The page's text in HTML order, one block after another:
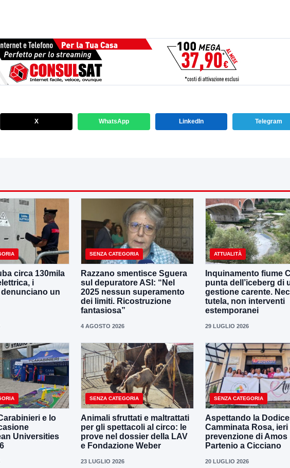
X WhatsApp LinkedIn Telegram
circa 130mila
i
un
SENZA CATEGORIA
Razzano smentisce Sguera
sul depuratore ASI: “Nel
2025 nessun superamento
dei limiti. Ricostruzione
fantasiosa”
4 AGOSTO 2026
ATTUALITÀ
Inquinamento fiume
punta dell’iceberg di
gestione carente.
tutela, non interventi
estemporanei
29 LUGLIO 2026
e lo
Universities
SENZA CATEGORIA
Animali sfruttati e maltrattati
per gli spettacoli al circo: le
prove nel dossier della LAV
e Fondazione Weber
23 LUGLIO 2026
SENZA CATEGORIA
Aspettando la
Camminata Rosa, ieri
prevenzione di Amos
Partenio a Cicciano
20 LUGLIO 2026